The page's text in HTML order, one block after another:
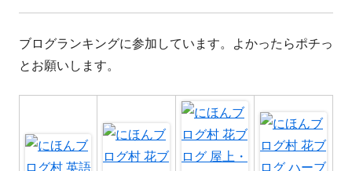
ブログランキングに参加しています。よかったらポチっ
とお願いします。